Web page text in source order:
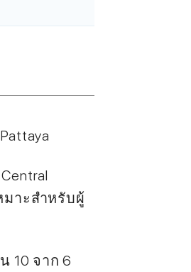
าะสำหรับผู้
10 จาก 6